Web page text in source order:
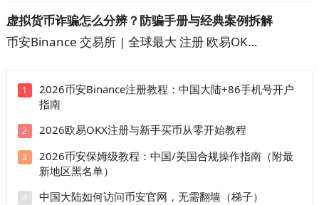
虚拟货币诈骗怎么分辨？防骗手册与经典案例拆解
币安Binance 交易所 | 全球最大 注册 欧易OK…
1
2026币安Binance注册教程：中国大陆+86手机号开户
指南
2 2026欧易OKX注册与新手买币从零开始教程
3
2026币安保姆级教程：中国/美国合规操作指南（附最
新地区黑名单）
4 中国大陆如何访问币安官网，无需翻墙（梯子）